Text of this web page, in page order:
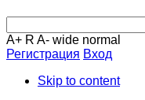
A+ R A- wide normal
Регистрация Вход
Skip to content